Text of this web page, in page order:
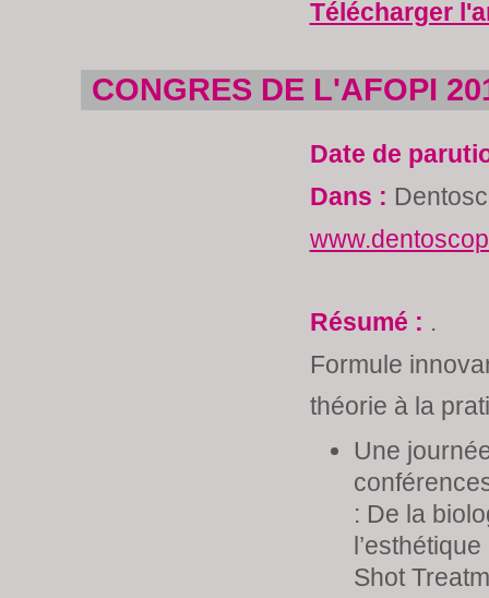
Télécharger
CONGRES DE L'AFOPI
Date de
Dans :
Résumé : .
Formule
théorie à la
Une
: De la
Shot